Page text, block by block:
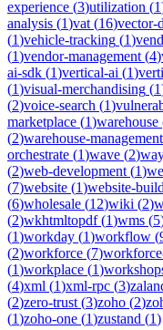
experience (3)utilization (1
analysis (1)vat (16)vector-
(1)vehicle-tracking (1)
(1)vendor-management (4)
ai-sdk (1)vertical-ai (1)
(1)visual-merchandising (1
(2)voice-search (1)
marketplace (1)warehouse
(2)warehouse-management
orchestrate (1)wave (2)
(2)web-development (1)
(7)website (1)website-
(6)wholesale (12)wiki (2)
(2)wkhtmltopdf(1)wms (5
(1)workday (1)workflow (
(2)workforce (7)
(1)workplace (1)
(4)xml (1)xml-rpc (3)
(2)zero-trust (3)zoho (2)
(1)zoho-one (1)zustand (1)